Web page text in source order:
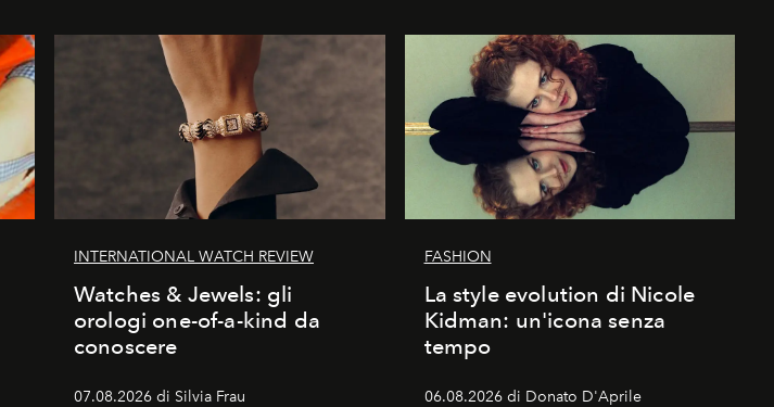
INTERNATIONAL WATCH REVIEW
Watches & Jewels: gli
orologi one-of-a-kind da
conoscere
07.08.2026 di Silvia Frau
FASHION
La style evolution di Nicole
Kidman: un'icona senza
tempo
06.08.2026 di Donato D'Aprile